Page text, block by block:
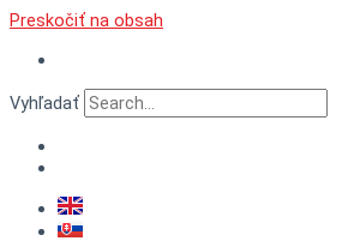
Preskočiť na obsah
Vyhľadať